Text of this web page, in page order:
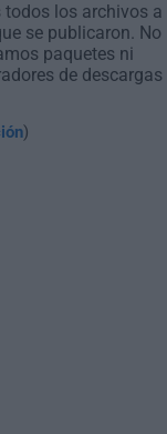
todos los archivos a
se publicaron. No
paquetes ni
de descargas
)